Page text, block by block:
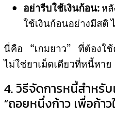
อย่ารีบใช้เงินก้อน:ห
ใช้เงินก้อนอย่างมีสติ
นี่คือ “เกมยาว” ที่ต้องใ
ไม่ใช่ยาเม็ดเดียวที่หนี้หาย
4. วิธีจัดการหนี้สำหรับ
“ถอยหนึ่งก้าว เพื่อก้าว